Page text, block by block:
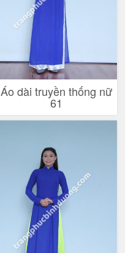
Áo dài truyền thống nữ
61